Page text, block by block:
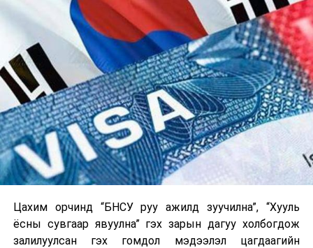
Цахим орчинд “БНСУ руу ажилд зуучилна”, “Хууль
ёсны сувгаар явуулна” гэх зарын дагуу холбогдож
залилуулсан гэх гомдол мэдээлэл цагдаагийн